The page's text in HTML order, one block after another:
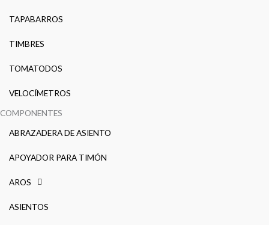
TAPABARROS
TIMBRES
TOMATODOS
VELOCÍMETROS
COMPONENTES
ABRAZADERA DE ASIENTO
APOYADOR PARA TIMÓN
AROS
ASIENTOS